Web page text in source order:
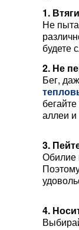
1.
Не
будете
2. Не
Бег,
аллеи
3.
Обилие
4.